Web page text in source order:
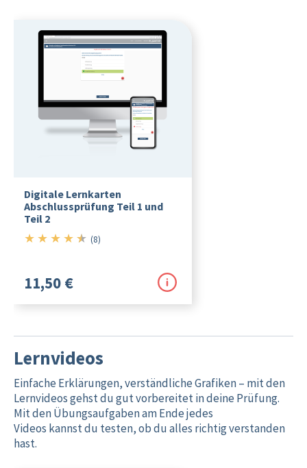
Digitale Lernkarten
Abschlussprüfung Teil 1 und
Teil 2
★ ★ ★ ★ ★ 4.5/5
(8)
11,50 €
Lernvideos
Einfache Erklärungen, verständliche Grafiken – mit den
Lernvideos gehst du gut vorbereitet in deine Prüfung.
Mit den Übungsaufgaben am Ende jedes
Videos kannst du testen, ob du alles richtig verstanden
hast.